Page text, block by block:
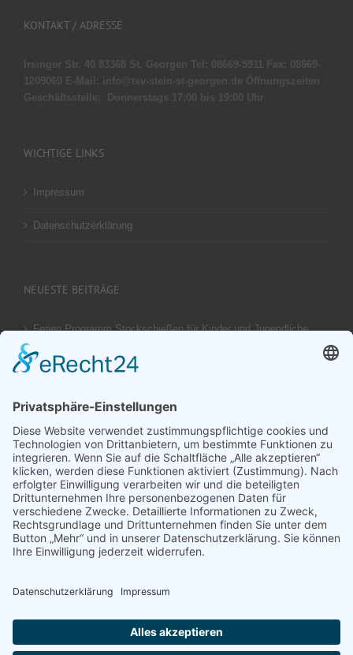
KONTAKT / ADRESSE
Irsinger Str. 40 83368 St. Georgen Tel: 08669-5911 Fax: 08669-
1209069 E-Mail: info@tsv-stein-st-georgen.de Öffnungszeiten
Geschäftsstelle:
Donnerstags 17:00 bis 19:00 Uhr
WICHTIGE LINKS
Impressum
Datenschutzerklärung
NEUESTE BEITRÄGE
Ferien Programm Stockschießen für Kinder und Jugendliche
Brotzeit Turnier Stocksport zur Einweihung der Flutlichtanlage
am 18. September 2026
Offener Vereinspokal Stockschießen am So 13.09.2026 für
Gruppen Vereine und Familien
Jugend-Girgl – U14 – Turnier Stocksport Ausschreibung und
Startliste für 04. Juli
© Copyright 2017 -2026 | byTSV Stein - St.Georgen e.V.| All